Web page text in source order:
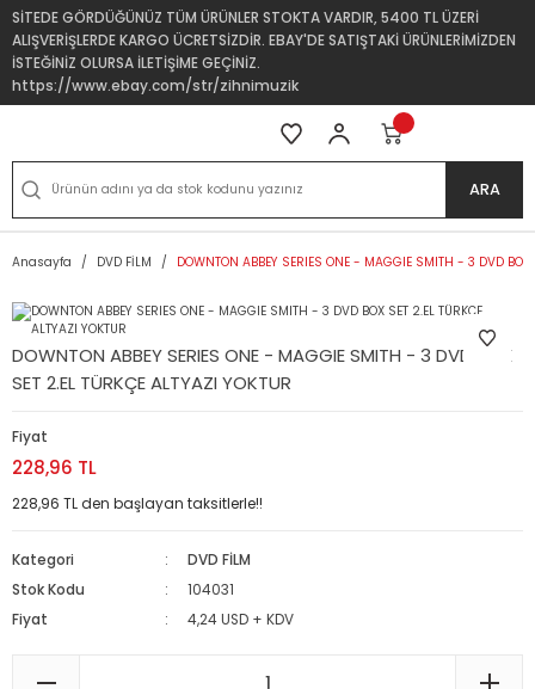
SİTEDE GÖRDÜĞÜNÜZ TÜM ÜRÜNLER STOKTA VARDIR, 5400 TL ÜZERİ
ALIŞVERİŞLERDE KARGO ÜCRETSİZDİR. EBAY'DE SATIŞTAKİ ÜRÜNLERİMİZDEN
İSTEĞİNİZ OLURSA İLETİŞİME GEÇİNİZ.
https://www.ebay.com/str/zihnimuzik
ARA
Anasayfa DVD FİLM DOWNTON ABBEY SERIES ONE - MAGGIE SMITH - 3 DVD BOX
DOWNTON ABBEY SERIES ONE - MAGGIE SMITH - 3 DVD BOX
SET 2.EL TÜRKÇE ALTYAZI YOKTUR
Fiyat
228,96 TL
228,96 TL den başlayan taksitlerle!!
Kategori
DVD FİLM
Stok Kodu
104031
Fiyat
4,24 USD + KDV